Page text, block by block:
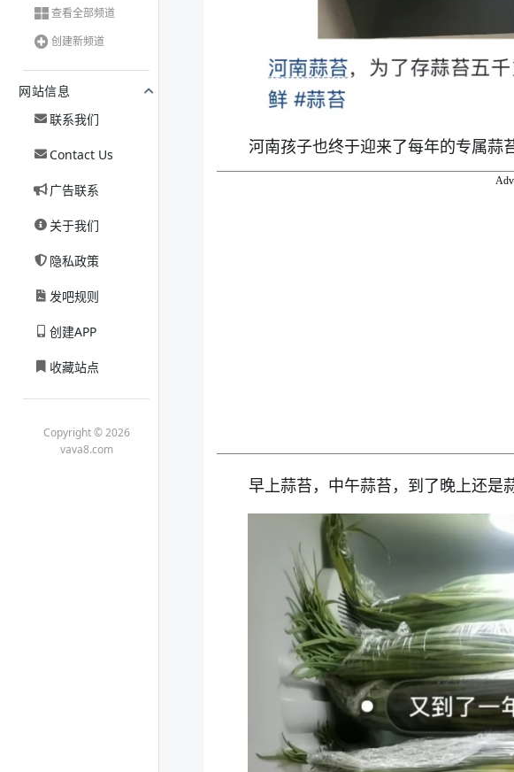
查看全部频道
创建新频道
网站信息
联系我们
Contact Us
广告联系
关于我们
隐私政策
发吧规则
创建APP
收藏站点
Copyright © 2026
vava8.com
河南孩子也终于迎来了每年的专属蒜
早上蒜苔，中午蒜苔，到了晚上还是